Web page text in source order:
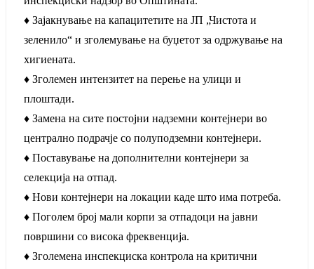
♦ Зајакнување на капацитетите на ЈП „Чистота и
зеленило“ и зголемување на буџетот за одржување на
хигиената.
♦ Зголемен интензитет на перење на улици и
плоштади.
♦ Замена на сите постојни надземни контејнери во
централно подрачје со полуподземни контејнери.
♦ Поставување на дополнителни контејнери за
селекција на отпад.
♦ Нови контејнери на локации каде што има потреба.
♦ Поголем број мали корпи за отпадоци на јавни
површини со висока фреквенција.
♦ Зголемена инспекциска контрола на критични